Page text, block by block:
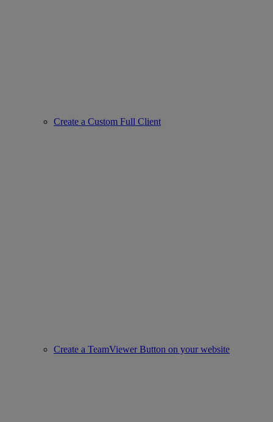
Create a Custom Full Client
Create a TeamViewer Button on your website